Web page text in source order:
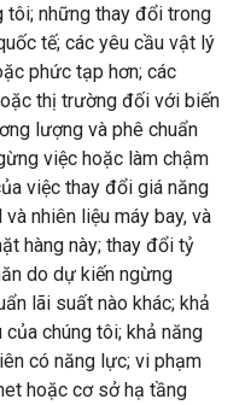
tôi; những thay đổi trong
tế; các yêu cầu vật lý
phức tạp hơn; các
thị trường đối với biến
lượng và phê chuẩn
việc hoặc làm chậm
việc thay đổi giá năng
nhiên liệu máy bay, và
hàng này; thay đổi tỷ
do dự kiến ​​ngừng
lãi suất nào khác; khả
chúng tôi; khả năng
có năng lực; vi phạm
hoặc cơ sở hạ tầng